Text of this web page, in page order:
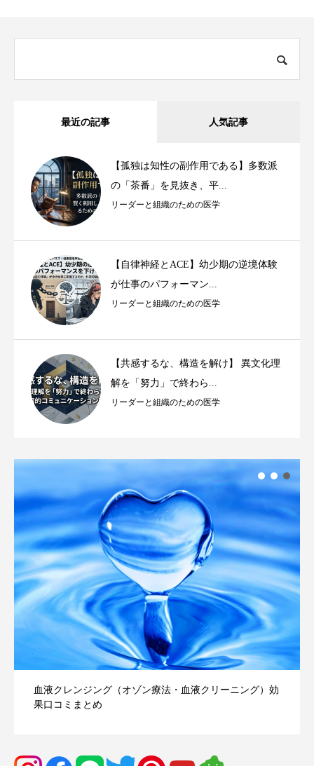
最近の記事 人気記事
【孤独は知性の副作用である】多数派
の「茶番」を見抜き、平...
リーダーと組織のための医学
【自律神経とACE】幼少期の逆境体験
が仕事のパフォーマン...
リーダーと組織のための医学
【共感するな、構造を解け】 異文化理
解を「努力」で終わら...
リーダーと組織のための医学
アミノ酸「5-ALA」とミトコンドリアの対話｜細胞の内